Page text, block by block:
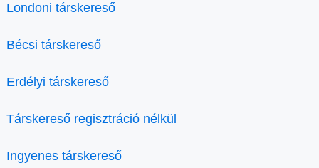
Londoni társkereső
Bécsi társkereső
Erdélyi társkereső
Társkereső regisztráció nélkül
Ingyenes társkereső